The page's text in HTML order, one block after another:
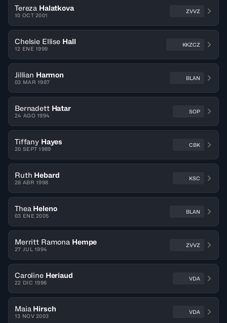
Tereza Halatkova
10 OCT 2001
ZVVZ
Chelsie Ellise Hall
12 ENE 1999
KKZCZ
Jillian Harmon
03 MAR 1987
BLAN
Bernadett Hatar
24 AGO 1994
SOP
Tiffany Hayes
20 SEPT 1989
CBK
Ruth Hebard
28 ABR 1998
KSC
Thea Heleno
03 ENE 2005
BLAN
Merritt Ramona Hempe
27 JUL 1994
ZVVZ
Caroline Heriaud
22 DIC 1996
VDA
Maia Hirsch
13 NOV 2003
VDA